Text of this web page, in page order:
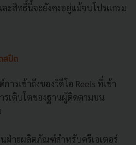
ะสิทธิ์นี้จะยังคงอยู่แม้จบโปรแกรม
สปีด
ารเข้าถึงของวิดีโอ Reels ที่เข้า
ารเติบโตของฐานผู้ติดตามบน
นฝ่ายผลิตภัณฑ์สำหรับครีเอเตอร์